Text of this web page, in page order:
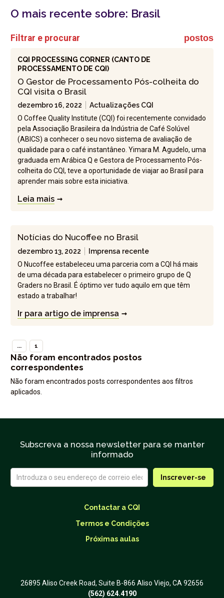
O mais recente sobre: Brasil
Filtrar e procurar postos
CQI PROCESSING CORNER (CANTO DE
PROCESSAMENTO DE CQI)
O Gestor de Processamento Pós-colheita do
CQI visita o Brasil
dezembro 16, 2022
Actualizações CQI
O Coffee Quality Institute (CQI) foi recentemente convidado
pela Associação Brasileira da Indústria de Café Solúvel
(ABICS) a conhecer o seu novo sistema de avaliação de
qualidade para o café instantâneo. Yimara M. Agudelo, uma
graduada em Arábica Q e Gestora de Processamento Pós-
colheita do CQI, teve a oportunidade de viajar ao Brasil para
aprender mais sobre esta iniciativa.
Leia mais
Notícias do Nucoffee no Brasil
dezembro 13, 2022
Imprensa recente
O Nucoffee estabeleceu uma parceria com a CQI há mais
de uma década para estabelecer o primeiro grupo de Q
Graders no Brasil. É óptimo ver tudo aquilo em que têm
estado a trabalhar!
Ir para artigo de imprensa
... 1
Não foram encontrados postos
correspondentes
Não foram encontrados posts correspondentes aos filtros
aplicados.
Subscreva a nossa newsletter para se manter
informado
Contactar a CQI
Termos e Condições
Próximas aulas
26895 Aliso Creek Road, Suite B-866 Aliso Viejo, CA 92656
(562) 624.4190